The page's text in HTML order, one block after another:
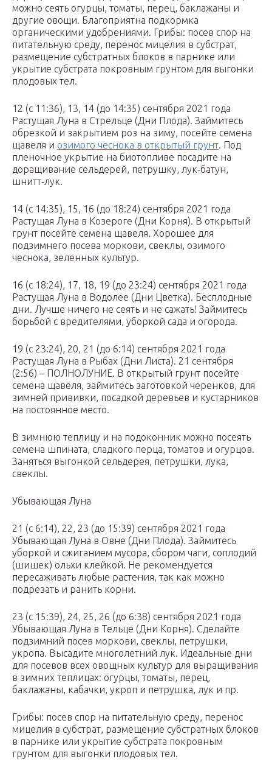
можно сеять огурцы, томаты, перец, баклажаны и
другие овощи. Благоприятна подкормка
органическими удобрениями. Грибы: посев спор на
питательную среду, перенос мицелия в субстрат,
размещение субстратных блоков в парнике или
укрытие субстрата покровным грунтом для выгонки
плодовых тел.
12 (с 11:36), 13, 14 (до 14:35) сентября 2021 года
Растущая Луна в Стрельце (Дни Плода). Займитесь
обрезкой и закрытием роз на зиму, посейте семена
щавеля и озимого чеснока в открытый грунт. Под
пленочное укрытие на биотопливе посадите на
доращивание сельдерей, петрушку, лук‑батун,
шнитт‑лук.
14 (с 14:35), 15, 16 (до 18:24) сентября 2021 года
Растущая Луна в Козероге (Дни Корня). В открытый
грунт посейте семена щавеля. Хорошее для
подзимнего посева моркови, свеклы, озимого
чеснока, зеленных культур.
16 (с 18:24), 17, 18, 19 (до 23:24) сентября 2021 года
Растущая Луна в Водолее (Дни Цветка). Бесплодные
дни. Лучше ничего не сеять и не сажать! Займитесь
борьбой с вредителями, уборкой сада и огорода.
19 (с 23:24), 20, 21 (до 6:14) сентября 2021 года
Растущая Луна в Рыбах (Дни Листа). 21 сентября
(2:56) – ПОЛНОЛУНИЕ. В открытый грунт посейте
семена щавеля, займитесь заготовкой черенков, для
зимней прививки, посадкой деревьев и кустарников
на постоянное место.
В зимнюю теплицу и на подоконник можно посеять
семена шпината, сладкого перца, томатов и огурцов.
Заняться выгонкой сельдерея, петрушки, лука,
свеклы.
Убывающая Луна
21 (с 6:14), 22, 23 (до 15:39) сентября 2021 года
Убывающая Луна в Овне (Дни Плода). Займитесь
уборкой и сжиганием мусора, сбором чаги, соплодий
(шишек) ольхи клейкой. Не рекомендуется
пересаживать любые растения, так как можно
подрезать и ранить корни.
23 (с 15:39), 24, 25, 26 (до 6:38) сентября 2021 года
Убывающая Луна в Тельце (Дни Корня). Сделайте
подзимний посев моркови, свеклы, петрушки,
укропа. Высадите многолетний лук. Идеальные дни
для посевов всех овощных культур для выращивания
в зимних теплицах: огурцы, томаты, перец,
баклажаны, кабачки, укроп и петрушка, лук и пр.
Грибы: посев спор на питательную среду, перенос
мицелия в субстрат, размещение субстратных блоков
в парнике или укрытие субстрата покровным
грунтом для выгонки плодовых тел.